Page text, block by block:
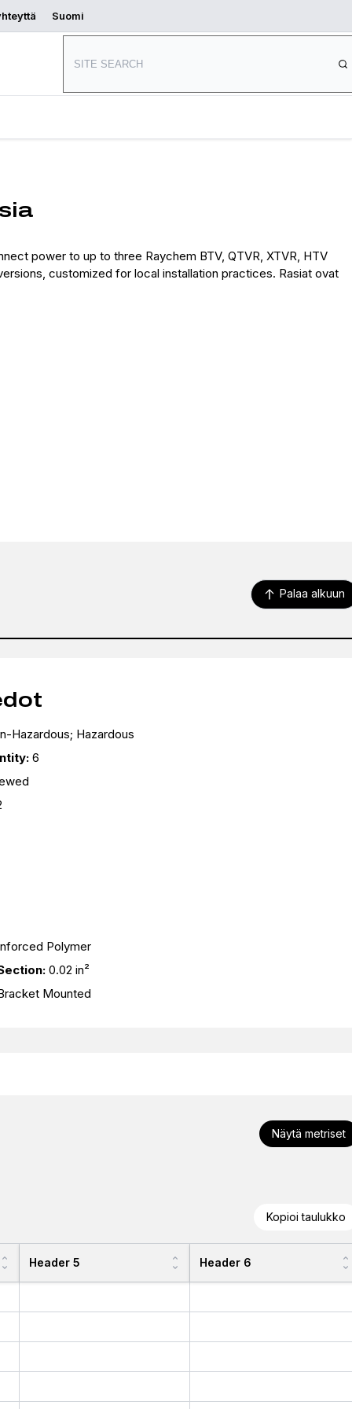
Suomi
Mistä ostaa
suunnittelu
power to up to three Raychem BTV, QTVR, XTVR, HTV
customized for local installation practices. Rasiat ovat
Palaa alkuun
Hazardous; Hazardous
6
Polymer
0.02 in²
Mounted
Näytä metriset
Kopioi taulukko
Header 5 Header 6